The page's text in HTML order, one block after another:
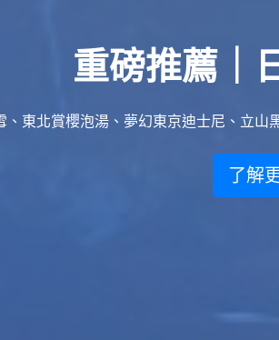
重磅推薦｜
、東北賞櫻泡湯、夢幻東京迪士尼、立
了解